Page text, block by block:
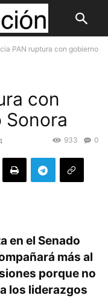
PAN ruptura con gobierno
con
0
933
en el Senado
más al
porque no
los liderazgos